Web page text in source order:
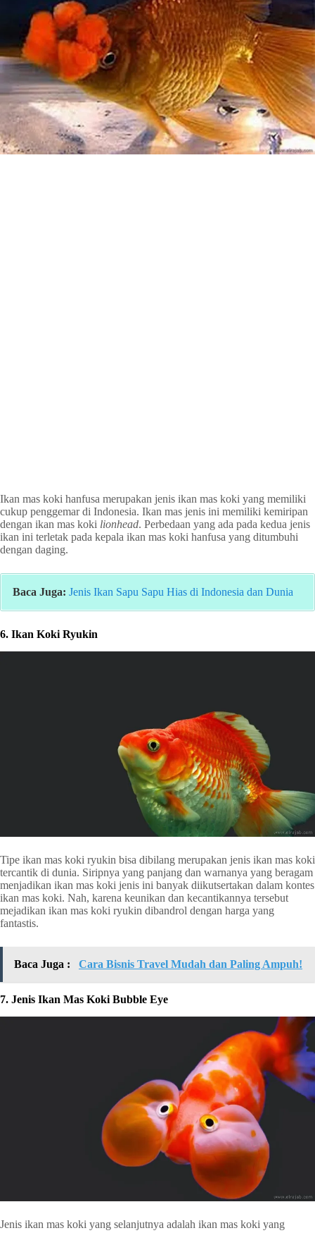
Ikan mas koki hanfusa merupakan jenis ikan mas koki yang memiliki
cukup penggemar di Indonesia. Ikan mas jenis ini memiliki kemiripan
dengan ikan mas koki lionhead. Perbedaan yang ada pada kedua jenis
ikan ini terletak pada kepala ikan mas koki hanfusa yang ditumbuhi
dengan daging.
Baca Juga: Jenis Ikan Sapu Sapu Hias di Indonesia dan Dunia
6. Ikan Koki Ryukin
Tipe ikan mas koki ryukin bisa dibilang merupakan jenis ikan mas koki
tercantik di dunia. Siripnya yang panjang dan warnanya yang beragam
menjadikan ikan mas koki jenis ini banyak diikutsertakan dalam kontes
ikan mas koki. Nah, karena keunikan dan kecantikannya tersebut
mejadikan ikan mas koki ryukin dibandrol dengan harga yang
fantastis.
Baca Juga : Cara Bisnis Travel Mudah dan Paling Ampuh!
7. Jenis Ikan Mas Koki Bubble Eye
Jenis ikan mas koki yang selanjutnya adalah ikan mas koki yang